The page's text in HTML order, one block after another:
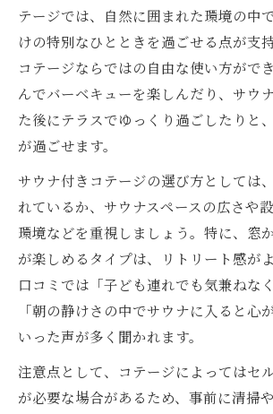
テージでは、自然に囲まれた環境の中
けの特別なひとときを過ごせる点が支
コテージならではの自由な使い方がで
んでバーベキューを楽しんだり、サウ
た後にテラスでゆっくり過ごしたりと
が過ごせます。
サウナ付きコテージの選び方としては
れているか、サウナスペースの広さや
環境などを重視しましょう。特に、窓
が楽しめるタイプは、リトリート感が
口コミでは「子ども連れでも気兼ねな
「朝の静けさの中でサウナに入ると心
いった声が多く聞かれます。
注意点として、コテージによってはセ
が必要な場合があるため、事前に清掃